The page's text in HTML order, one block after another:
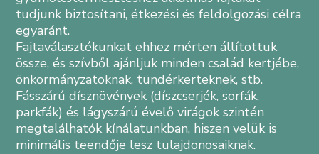
tudjunk biztosítani, étkezési és feldolgozási célra
egyaránt.
Fajtaválasztékunkat ehhez mérten állítottuk
össze, és szívből ajánljuk minden család kertjébe,
önkormányzatoknak, tündérkerteknek, stb.
Fásszárú dísznövények (díszcserjék, sorfák,
parkfák) és lágyszárú évelő virágok szintén
megtalálhatók kínálatunkban, hiszen velük is
minimális teendője lesz tulajdonosaiknak.